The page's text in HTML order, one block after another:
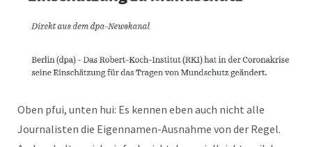
Oben pfui, unten hui: Es kennen eben auch nicht alle
Journalisten die Eigennamen-Ausnahme von der Regel.